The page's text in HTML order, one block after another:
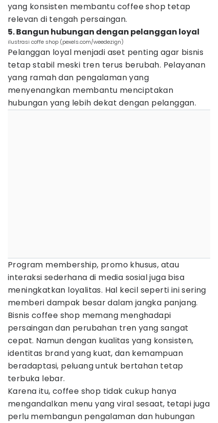
yang konsisten membantu coffee shop tetap
relevan di tengah persaingan.
5. Bangun hubungan dengan pelanggan loyal
ilustrasi coffe shop (pexels.com/weedezign)
Pelanggan loyal menjadi aset penting agar bisnis
tetap stabil meski tren terus berubah. Pelayanan
yang ramah dan pengalaman yang
menyenangkan membantu menciptakan
hubungan yang lebih dekat dengan pelanggan.
Program membership, promo khusus, atau
interaksi sederhana di media sosial juga bisa
meningkatkan loyalitas. Hal kecil seperti ini sering
memberi dampak besar dalam jangka panjang.
Bisnis coffee shop memang menghadapi
persaingan dan perubahan tren yang sangat
cepat. Namun dengan kualitas yang konsisten,
identitas brand yang kuat, dan kemampuan
beradaptasi, peluang untuk bertahan tetap
terbuka lebar.
Karena itu, coffee shop tidak cukup hanya
mengandalkan menu yang viral sesaat, tetapi juga
perlu membangun pengalaman dan hubungan